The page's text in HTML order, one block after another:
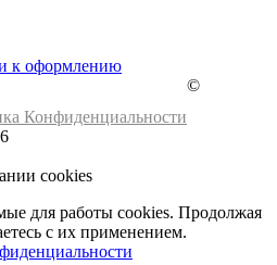
к оформлению
Конфиденциальности
©
cookies
для работы cookies. Продолжая
с их применением.